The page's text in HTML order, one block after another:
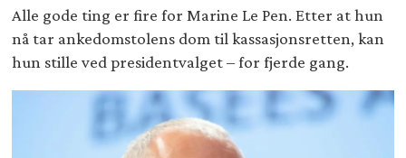
Alle gode ting er fire for Marine Le Pen. Etter at hun
nå tar ankedomstolens dom til kassasjonsretten, kan
hun stille ved presidentvalget – for fjerde gang.